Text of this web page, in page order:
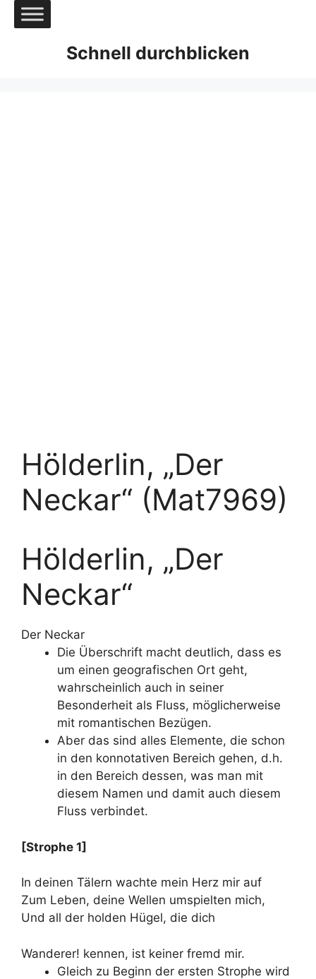
Zum
Inhalt
Schnell durchblicken
Hölderlin, „Der
Neckar“ (Mat7969)
Hölderlin, „Der
Neckar“
Der Neckar
Die Überschrift macht deutlich, dass es
um einen geografischen Ort geht,
wahrscheinlich auch in seiner
Besonderheit als Fluss, möglicherweise
mit romantischen Bezügen.
Aber das sind alles Elemente, die schon
in den konnotativen Bereich gehen, d.h.
in den Bereich dessen, was man mit
diesem Namen und damit auch diesem
Fluss verbindet.
[Strophe 1]
In deinen Tälern wachte mein Herz mir auf
Zum Leben, deine Wellen umspielten mich,
Und all der holden Hügel, die dich
Wanderer! kennen, ist keiner fremd mir.
Gleich zu Beginn der ersten Strophe wird